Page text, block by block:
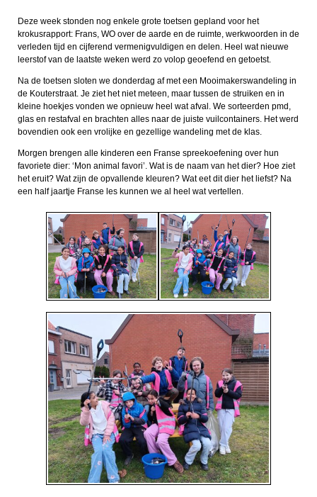
Deze week stonden nog enkele grote toetsen gepland voor het
krokusrapport: Frans, WO over de aarde en de ruimte, werkwoorden in de
verleden tijd en cijferend vermenigvuldigen en delen. Heel wat nieuwe
leerstof van de laatste weken werd zo volop geoefend en getoetst.
Na de toetsen sloten we donderdag af met een Mooimakerswandeling in
de Kouterstraat. Je ziet het niet meteen, maar tussen de struiken en in
kleine hoekjes vonden we opnieuw heel wat afval. We sorteerden pmd,
glas en restafval en brachten alles naar de juiste vuilcontainers. Het werd
bovendien ook een vrolijke en gezellige wandeling met de klas.
Morgen brengen alle kinderen een Franse spreekoefening over hun
favoriete dier: ‘Mon animal favori’. Wat is de naam van het dier? Hoe ziet
het eruit? Wat zijn de opvallende kleuren? Wat eet dit dier het liefst? Na
een half jaartje Franse les kunnen we al heel wat vertellen.